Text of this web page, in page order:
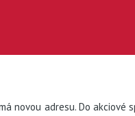
novou adresu. Do